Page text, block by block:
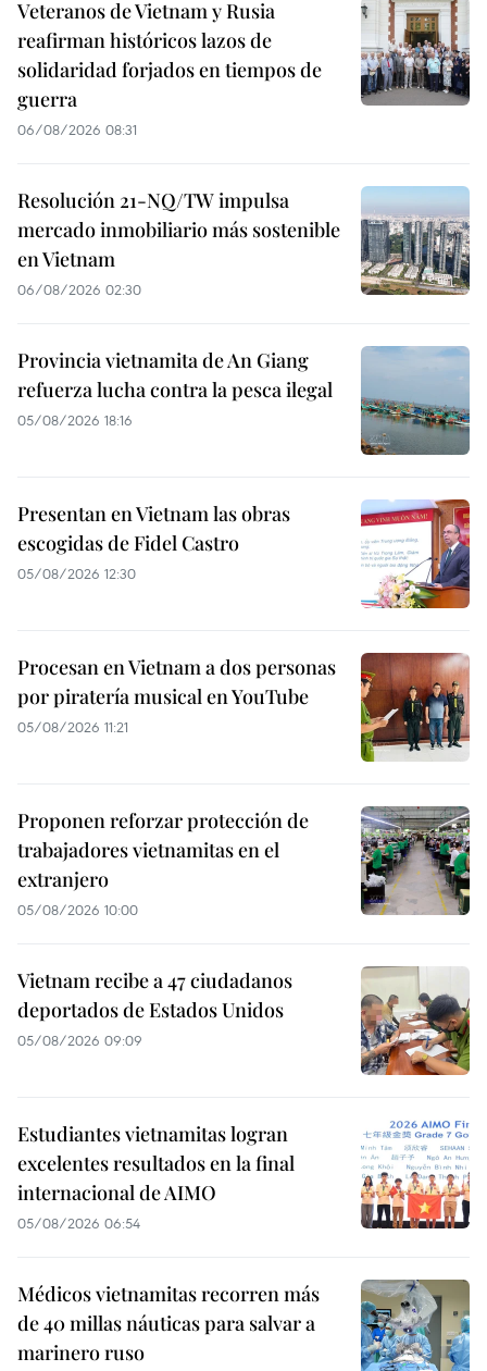
Veteranos de Vietnam y Rusia
reafirman históricos lazos de
solidaridad forjados en tiempos de
guerra
06/08/2026 08:31
Resolución 21-NQ/TW impulsa
mercado inmobiliario más sostenible
en Vietnam
06/08/2026 02:30
Provincia vietnamita de An Giang
refuerza lucha contra la pesca ilegal
05/08/2026 18:16
Presentan en Vietnam las obras
escogidas de Fidel Castro
05/08/2026 12:30
Procesan en Vietnam a dos personas
por piratería musical en YouTube
05/08/2026 11:21
Proponen reforzar protección de
trabajadores vietnamitas en el
extranjero
05/08/2026 10:00
Vietnam recibe a 47 ciudadanos
deportados de Estados Unidos
05/08/2026 09:09
Estudiantes vietnamitas logran
excelentes resultados en la final
internacional de AIMO
05/08/2026 06:54
Médicos vietnamitas recorren más
de 40 millas náuticas para salvar a
marinero ruso